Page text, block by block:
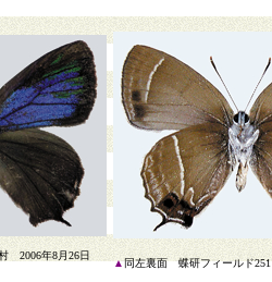
2006年8月26日
▲同左裏面 蝶研フィールド251